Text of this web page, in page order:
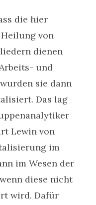
die hier
von
dienen
und
sie dann
Das lag
Lewin von
im
im Wesen der
diese nicht
wird. Dafür